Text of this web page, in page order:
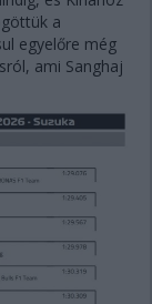
a
egyelőre még
ami Sanghaj